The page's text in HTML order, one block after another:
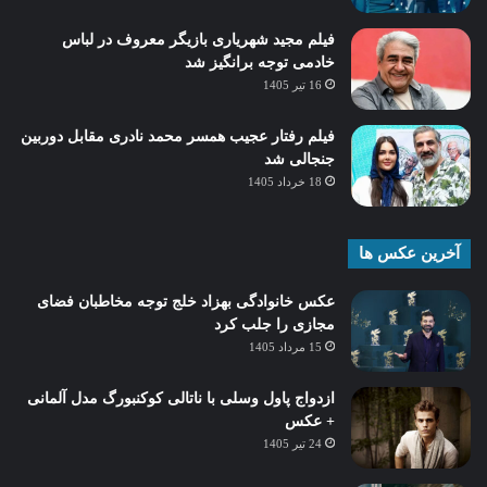
فیلم مجید شهریاری بازیگر معروف در لباس
خادمی توجه برانگیز شد
16 تیر 1405
فیلم رفتار عجیب همسر محمد نادری مقابل دوربین
جنجالی شد
18 خرداد 1405
آخرین عکس ها
عکس خانوادگی بهزاد خلج توجه مخاطبان فضای
مجازی را جلب کرد
15 مرداد 1405
ازدواج پاول وسلی با ناتالی کوکنبورگ مدل آلمانی
+ عکس
24 تیر 1405